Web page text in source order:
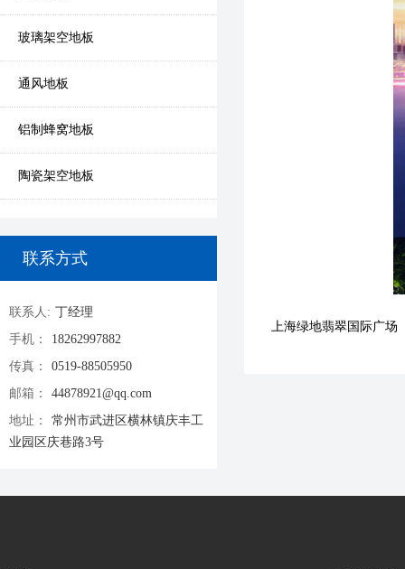
玻璃架空地板
通风地板
铝制蜂窝地板
陶瓷架空地板
联系方式
联系人: 丁经理
手机：
18262997882
传真：
0519-88505950
邮箱：
44878921@qq.com
地址：
常州市武进区横林镇庆丰工
业园区庆巷路3号
上海绿地翡翠国际广场